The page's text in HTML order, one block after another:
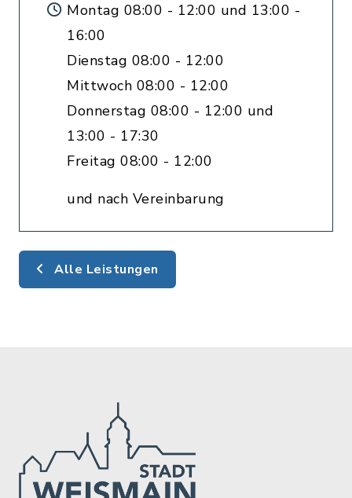
Montag 08:00 - 12:00 und 13:00 -
16:00
Dienstag 08:00 - 12:00
Mittwoch 08:00 - 12:00
Donnerstag 08:00 - 12:00 und
13:00 - 17:30
Freitag 08:00 - 12:00
und nach Vereinbarung
Alle Leistungen